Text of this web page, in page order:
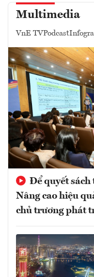
Multimedia
VnE TVPodcast
Để quyết
Nâng cao hiệu
chủ trương phát